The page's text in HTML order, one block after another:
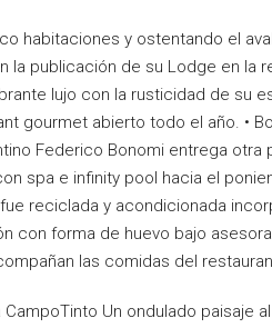
habitaciones y ostentando el
la publicación de su Lodge en la
lujo con la rusticidad de su
gourmet abierto todo el año. •
Federico Bonomi entrega otra
spa e infinity pool hacia el
reciclada y acondicionada
con forma de huevo bajo
las comidas del
CampoTinto Un ondulado paisaje